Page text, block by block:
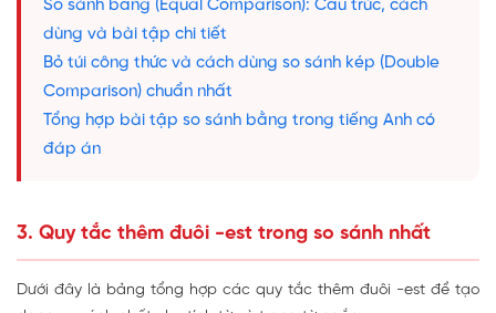
So sánh bằng (Equal Comparison): Cấu trúc, cách
dùng và bài tập chi tiết
Bỏ túi công thức và cách dùng so sánh kép (Double
Comparison) chuẩn nhất
Tổng hợp bài tập so sánh bằng trong tiếng Anh có
đáp án
3. Quy tắc thêm đuôi -est trong so sánh nhất
Dưới đây là bảng tổng hợp các quy tắc thêm đuôi -est để tạo